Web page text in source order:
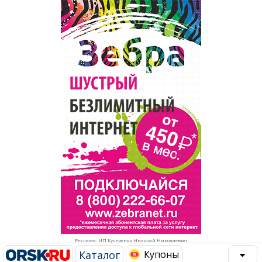
Реклама. ИП Кучеренко Николай Николаевич
Каталог Купоны
Рестораны, кафе, бары
Развлечения и отдых
Спорт Фитнес
Недвижимость
Красота Косметология
Торговля
Бизнес и финансы
Юристы, Экспертиза, Страхование
Ремонт
Социальные организации
Это интересно
Администрация
Популярное →